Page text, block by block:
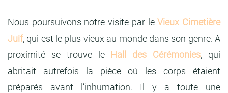
Nous poursuivons notre visite par leVieux Cimetière
Juif, qui est le plus vieux au monde dans son genre. A
proximité se trouve le Hall des Cérémonies, qui
abritait autrefois la pièce où les corps étaient
préparés avant l’inhumation. Il y a toute une